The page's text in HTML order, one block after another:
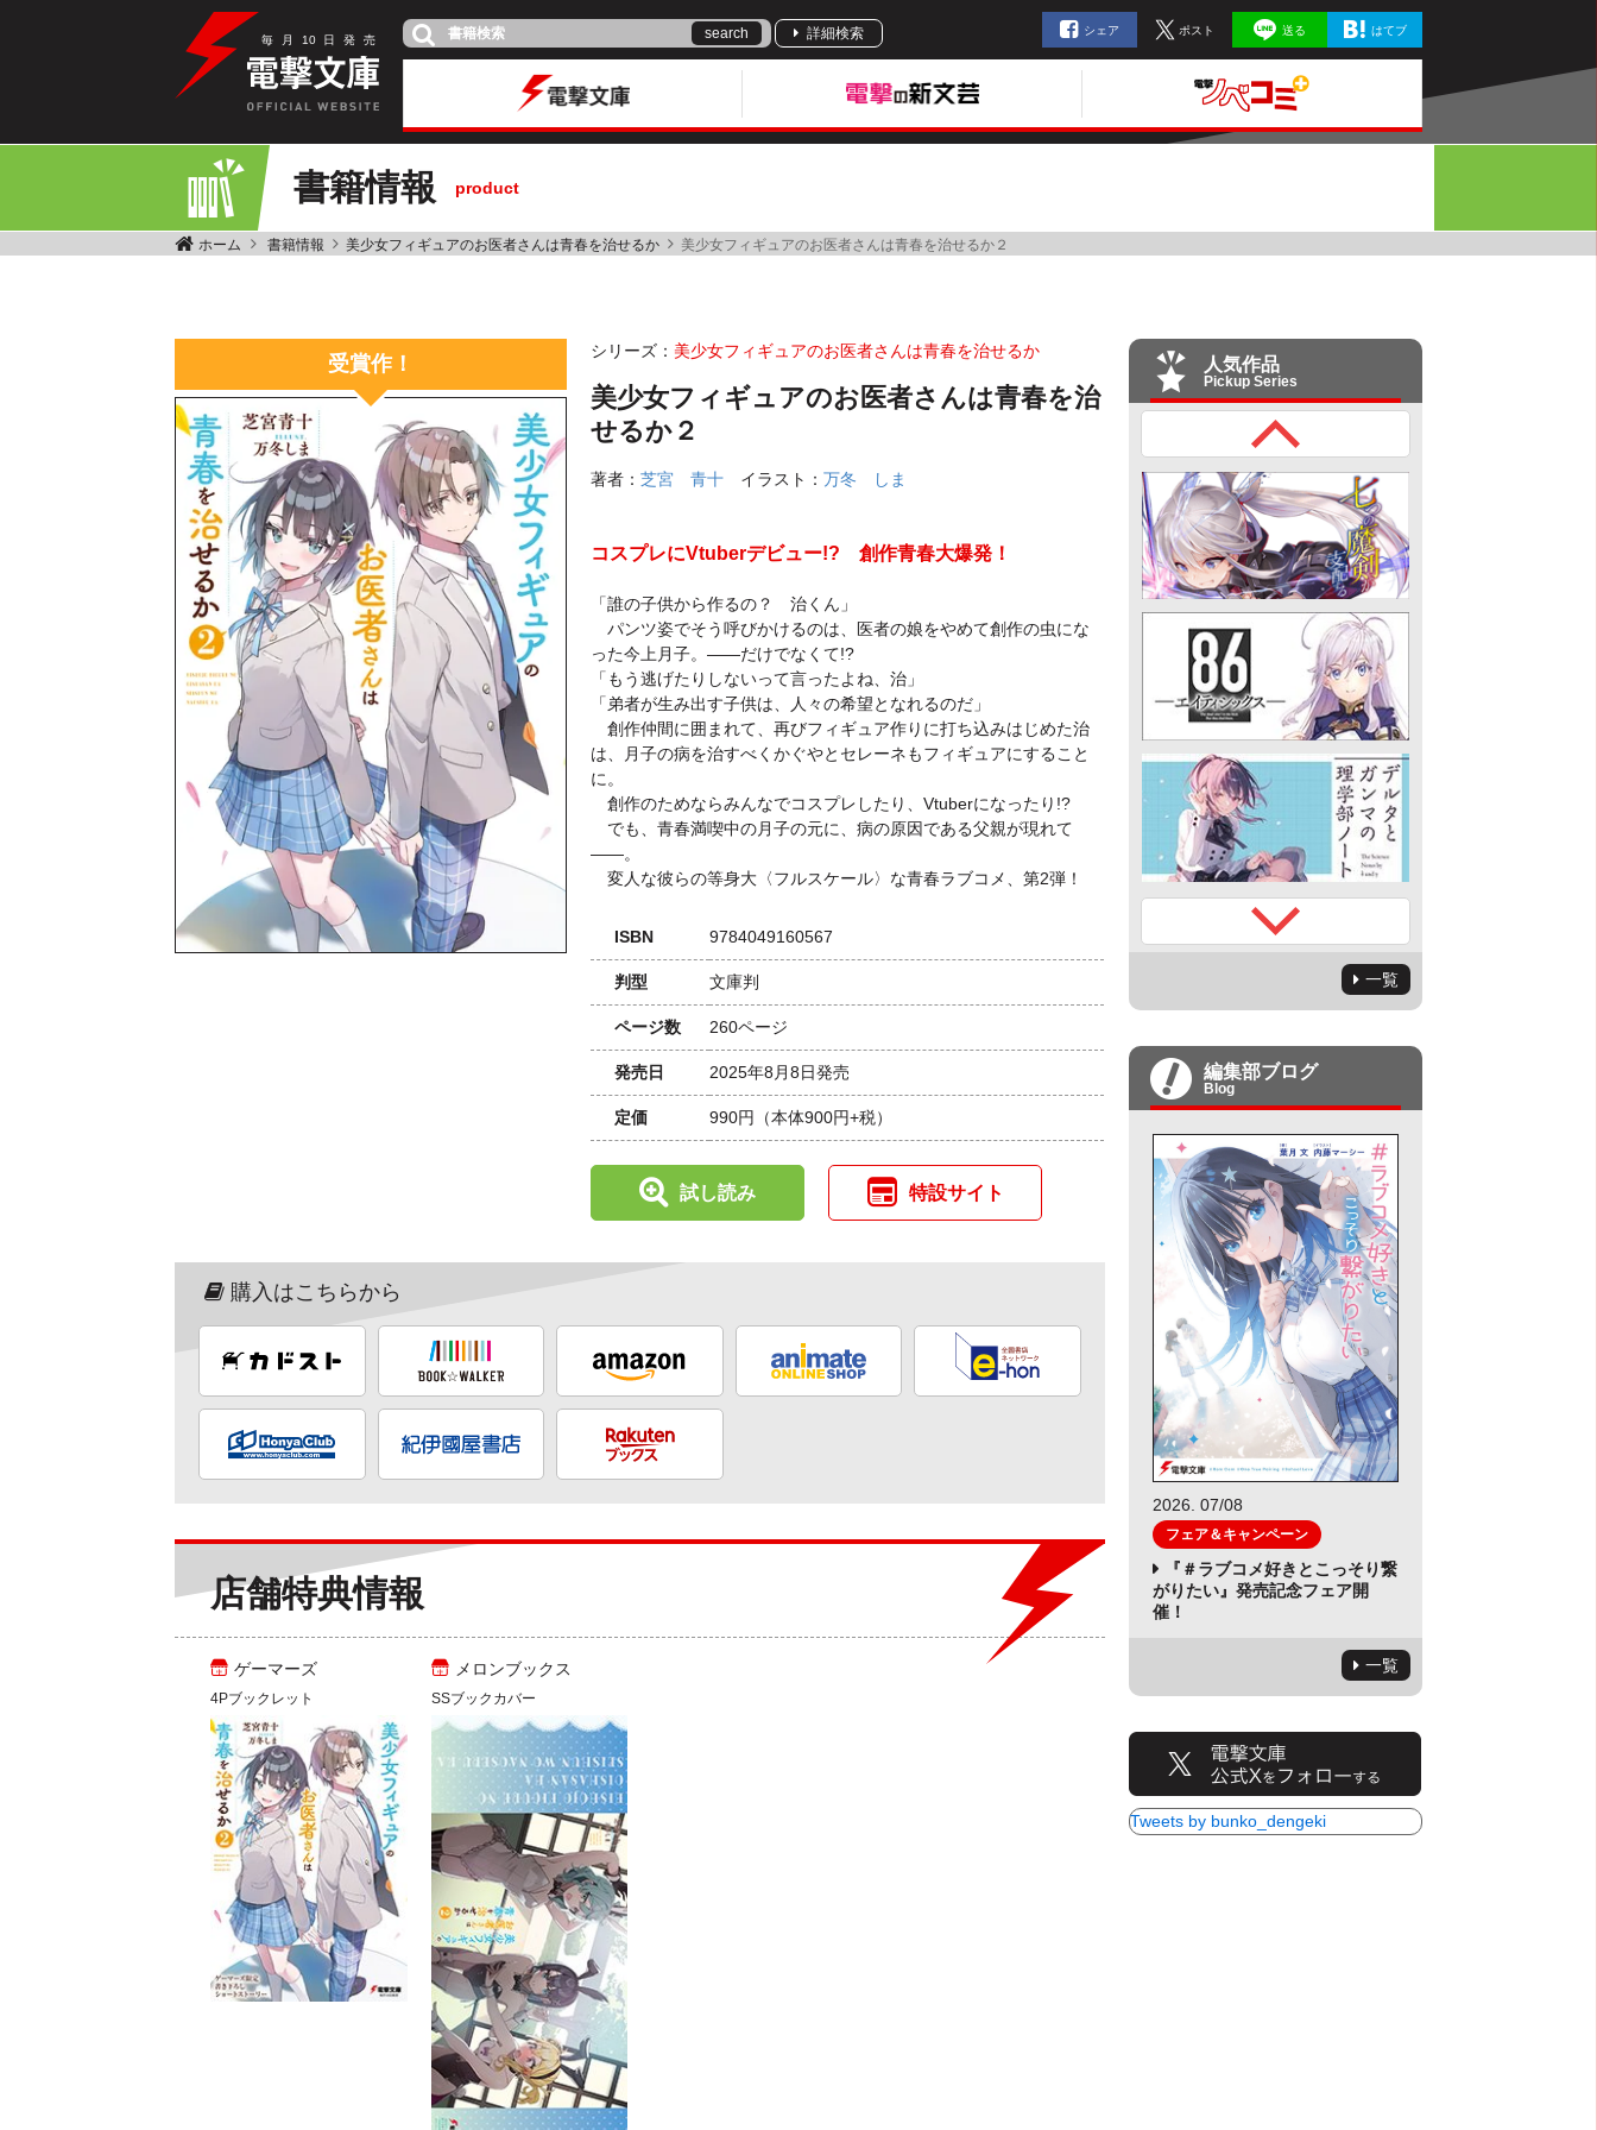
毎 月 10 日 発 売 search 詳細検索 シェア ポスト 送る はてブ
書籍情報 product
ホーム 書籍情報 美少女フィギュアのお医者さんは青春を治せるか 美少女フィギュアのお医者さんは青春を治せるか２
受賞作！
シリーズ： 美少女フィギュアのお医者さんは青春を治せるか
美少女フィギュアのお医者さんは青春を治
せるか２
著者： 芝宮 青十 イラスト： 万冬 しま
コスプレにVtuberデビュー!? 創作青春大爆発！
「誰の子供から作るの？ 治くん」
パンツ姿でそう呼びかけるのは、医者の娘をやめて創作の虫にな
った今上月子。――だけでなくて!?
「もう逃げたりしないって言ったよね、治」
「弟者が生み出す子供は、人々の希望となれるのだ」
創作仲間に囲まれて、再びフィギュア作りに打ち込みはじめた治
は、月子の病を治すべくかぐやとセレーネもフィギュアにすること
に。
創作のためならみんなでコスプレしたり、Vtuberになったり!?
でも、青春満喫中の月子の元に、病の原因である父親が現れて
――。
変人な彼らの等身大〈フルスケール〉な青春ラブコメ、第2弾！
ISBN 9784049160567
判型 文庫判
ページ数 260ページ
発売日 2025年8月8日発売
定価 990円 （本体900円+税）
試し読み 特設サイト
購入はこちらから
店舗特典情報
ゲーマーズ
4Pブックレット
メロンブックス
SSブックカバー
人気作品
Pickup Series
一覧
編集部ブログ
Blog
2026. 07/08
フェア＆キャンペーン
『＃ラブコメ好きとこっそり繋
がりたい』発売記念フェア開
催！
一覧
Tweets by bunko_dengeki